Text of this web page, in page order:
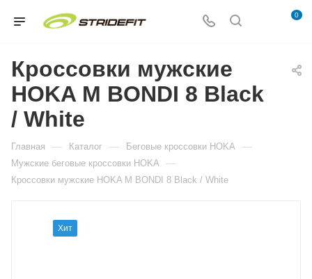
0
Кроссовки мужские
HOKA M BONDI 8 Black
/ White
Главная — Каталог — Беговые кроссовки HOKA —
Мужские беговые кроссовки HOKA —
Кроссовки мужские HOKA M BONDI 8 Black / White
Хит